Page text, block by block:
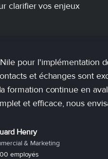
clarifier vos enjeux
pour l'implémentation
et échanges sont
formation continue en
et efficace, nous
Henry
& Marketing
employés